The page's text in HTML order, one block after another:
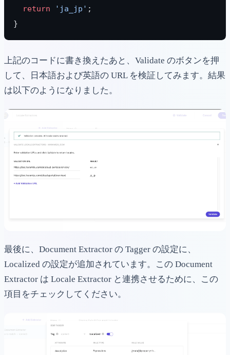
  return
'ja_jp' ;
}
上記のコードに書き換えたあと、Validate のボタンを押
して、日本語および英語の URL を検証してみます。結果
は以下のようになりました。
最後に、Document Extractor の Tagger の設定に、
Localized の設定が追加されています。この Document
Extractor は Locale Extractor と連携させるために、この
項目をチェックしてください。